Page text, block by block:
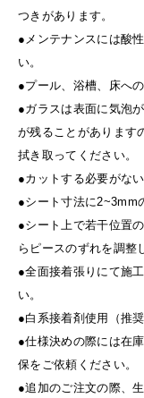
つきがあります。
●メンテナンスには酸
い。
●プール、浴槽、床へ
●ガラスは表面に気泡
が残ることがあります
拭き取ってください。
●カットする必要がな
●シート寸法に2~3mm
●シート上で若干位置
らピースのずれを調整
●全面接着張りにて施
い。
●白系接着剤使用（推奨
●仕様決めの際には在
保をご依頼ください。
●追加のご注文の際、